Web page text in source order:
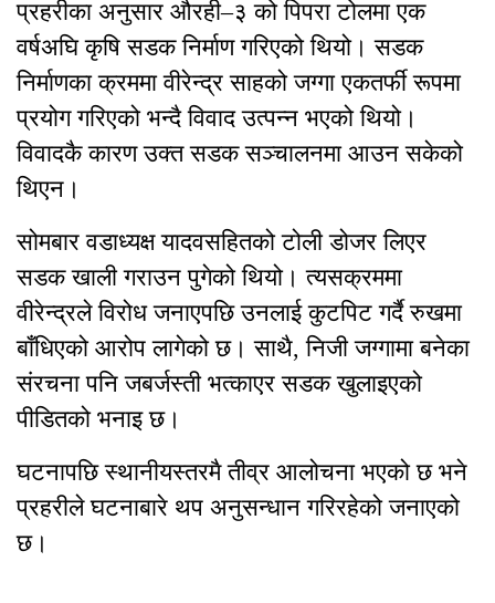
प्रहरीका अनुसार औरही–३ को पिपरा टोलमा एक
वर्षअघि कृषि सडक निर्माण गरिएको थियो। सडक
निर्माणका क्रममा वीरेन्द्र साहको जग्गा एकतर्फी रूपमा
प्रयोग गरिएको भन्दै विवाद उत्पन्न भएको थियो।
विवादकै कारण उक्त सडक सञ्चालनमा आउन सकेको
थिएन।
सोमबार वडाध्यक्ष यादवसहितको टोली डोजर लिएर
सडक खाली गराउन पुगेको थियो। त्यसक्रममा
वीरेन्द्रले विरोध जनाएपछि उनलाई कुटपिट गर्दै रुखमा
बाँधिएको आरोप लागेको छ। साथै, निजी जग्गामा बनेका
संरचना पनि जबर्जस्ती भत्काएर सडक खुलाइएको
पीडितको भनाइ छ।
घटनापछि स्थानीयस्तरमै तीव्र आलोचना भएको छ भने
प्रहरीले घटनाबारे थप अनुसन्धान गरिरहेको जनाएको
छ।